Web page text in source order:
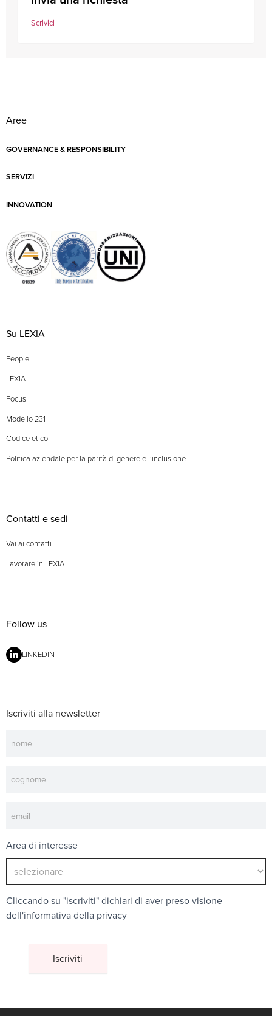
Scrivici
Aree
GOVERNANCE & RESPONSIBILITY
SERVIZI
INNOVATION
Su LEXIA
People
LEXIA
Focus
Modello 231
Codice etico
Politica aziendale per la parità di genere e l’inclusione
Contatti e sedi
Vai ai contatti
Lavorare in LEXIA
Follow us
LINKEDIN
Iscriviti alla newsletter
Area di interesse
Cliccando su "iscriviti" dichiari di aver preso visione
dell'informativa della privacy